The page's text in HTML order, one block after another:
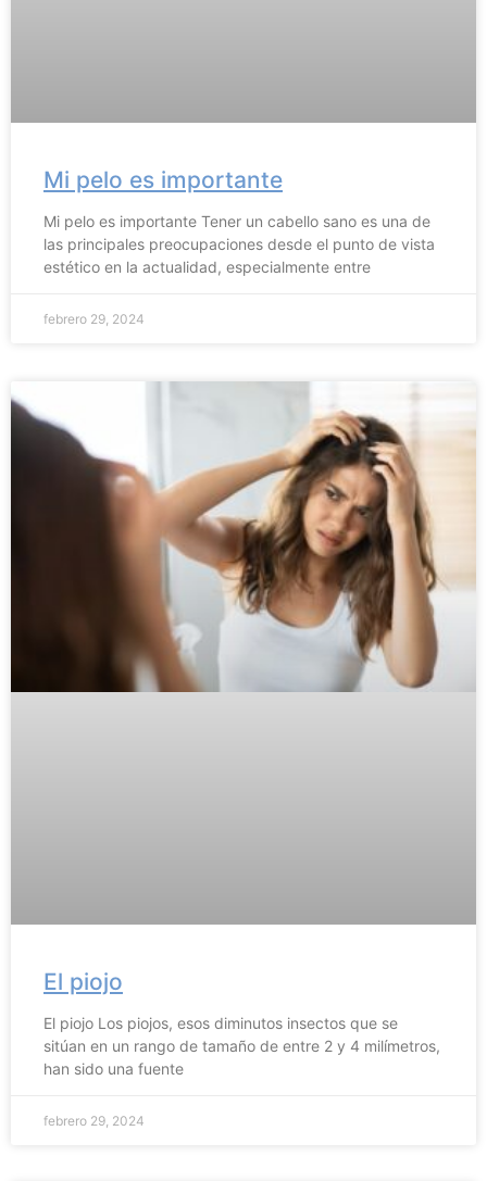
Mi pelo es importante
Mi pelo es importante Tener un cabello sano es una de
las principales preocupaciones desde el punto de vista
estético en la actualidad, especialmente entre
febrero 29, 2024
El piojo
El piojo Los piojos, esos diminutos insectos que se
sitúan en un rango de tamaño de entre 2 y 4 milímetros,
han sido una fuente
febrero 29, 2024